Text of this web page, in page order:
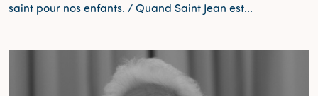
saint pour nos enfants. / Quand Saint Jean est...